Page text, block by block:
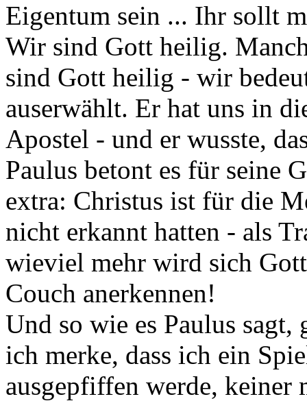
Eigentum sein ... Ihr sollt
Wir sind Gott heilig.
sind Gott heilig - wir
auserwählt. Er hat uns in
Apostel - und er wusste,
Paulus betont es für seine
extra: Christus ist für die
nicht erkannt hatten - als
wieviel mehr wird sich
Couch anerkennen!
Und so wie es Paulus
ich merke, dass ich ein
ausgepfiffen werde, keiner